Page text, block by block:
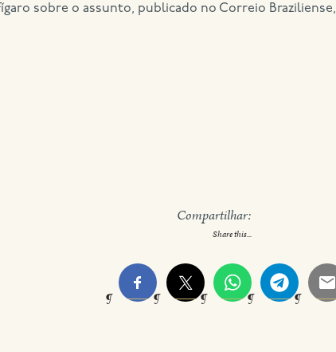
sobre o assunto, publicado no Correio Braziliense,
Compartilhar:
Share this...